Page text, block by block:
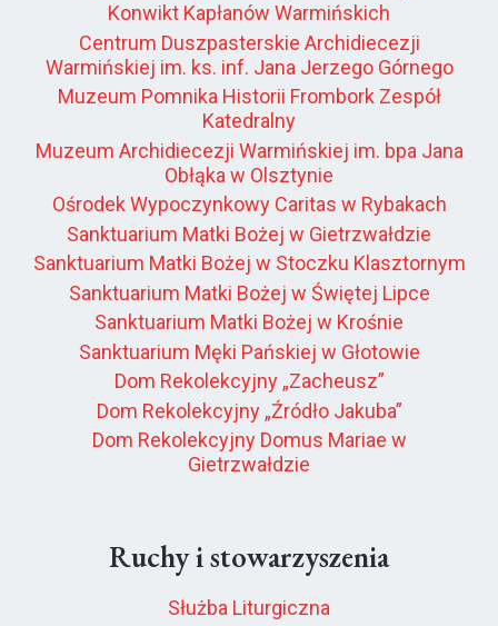
Konwikt Kapłanów Warmińskich
Centrum Duszpasterskie Archidiecezji
Warmińskiej im. ks. inf. Jana Jerzego Górnego
Muzeum Pomnika Historii Frombork Zespół
Katedralny
Muzeum Archidiecezji Warmińskiej im. bpa Jana
Obłąka w Olsztynie
Ośrodek Wypoczynkowy Caritas w Rybakach
Sanktuarium Matki Bożej w Gietrzwałdzie
Sanktuarium Matki Bożej w Stoczku Klasztornym
Sanktuarium Matki Bożej w Świętej Lipce
Sanktuarium Matki Bożej w Krośnie
Sanktuarium Męki Pańskiej w Głotowie
Dom Rekolekcyjny „Zacheusz”
Dom Rekolekcyjny „Źródło Jakuba”
Dom Rekolekcyjny Domus Mariae w
Gietrzwałdzie
Ruchy i stowarzyszenia
Służba Liturgiczna